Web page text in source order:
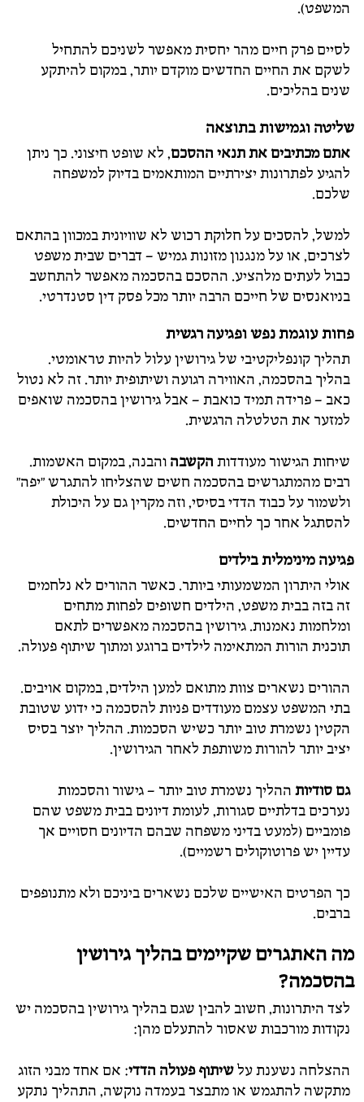
המשפט).
לסיים פרק חיים מהר יחסית מאפשר לשניכם להתחיל
לשקם את החיים החדשים מוקדם יותר, במקום להיתקע
שנים בהליכים.
שליטה וגמישות בתוצאה
אתם מכתיבים את תנאי ההסכם, לא שופט חיצוני. כך ניתן
להגיע לפתרונות יצירתיים המותאמים בדיוק למשפחה
שלכם.
למשל, להסכים על חלוקת רכוש לא שוויונית במכוון בהתאם
לצרכים, או על מנגנון מזונות גמיש – דברים שבית משפט
כבול לעתים מלהציע. ההסכם בהסכמה מאפשר להתחשב
בניואנסים של חייכם הרבה יותר מכל פסק דין סטנדרטי.
פחות עוגמת נפש ופגיעה רגשית
תהליך קונפליקטיבי של גירושין עלול להיות טראומטי.
בהליך בהסכמה, האווירה רגועה ושיתופית יותר. זה לא נטול
כאב – פרידה תמיד כואבת – אבל גירושין בהסכמה שואפים
למזער את הטלטלה הרגשית.
שיחות הגישור מעודדותהקשבה והבנה, במקום האשמות.
רבים מהמתגרשים בהסכמה חשים שהצליחו להתגרש "יפה"
ולשמור על כבוד הדדי בסיסי, וזה מקרין גם על היכולת
להסתגל אחר כך לחיים החדשים.
פגיעה מינימלית בילדים
אולי היתרון המשמעותי ביותר. כאשר ההורים לא נלחמים
זה בזה בבית משפט, הילדים חשופים לפחות מתחים
ומלחמות נאמנות. גירושין בהסכמה מאפשרים לתאם
תוכנית הורות המתאימה לילדים ברוגע ומתוך שיתוף פעולה.
ההורים נשארים צוות מתואם למען הילדים, במקום אויבים.
בתי המשפט עצמם מעודדים פניות להסכמה כי ידוע שטובת
הקטין נשמרת טוב יותר כשיש הסכמות. ההליך יוצר בסיס
יציב יותר להורות משותפת לאחר הגירושין.
גם סודיות ההליך נשמרת טוב יותר – גישור והסכמות
נערכים בדלתיים סגורות, לעומת דיונים בבית משפט שהם
פומביים (למעט בדיני משפחה שבהם הדיונים חסויים אך
עדיין יש פרוטוקולים רשמיים).
כך הפרטים האישיים שלכם נשארים ביניכם ולא מתנופפים
ברבים.
מה האתגרים שקיימים בהליך גירושין
בהסכמה?
לצד היתרונות, חשוב להבין שגם בהליך גירושין בהסכמה יש
נקודות מורכבות שאסור להתעלם מהן:
ההצלחה נשענת עלשיתוף פעולה הדדי: אם אחד מבני הזוג
מתקשה להתגמש או מתבצר בעמדה נוקשה, התהליך נתקע